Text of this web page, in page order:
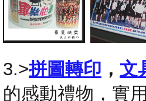
3.>拼圖轉印 ， 文
的感動禮物，實